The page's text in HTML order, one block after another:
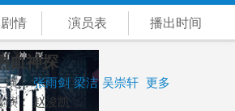
情 演员表 播出时间
血神探
演：张雨剑 梁洁 吴崇轩 更多
演： 赵浚凯